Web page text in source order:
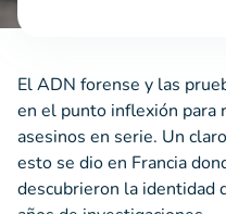
El ADN forense y las
en el punto inflexión para
asesinos en serie. Un
esto se dio en Francia
descubrieron la identidad